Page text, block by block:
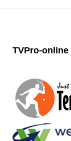
TVPro-online